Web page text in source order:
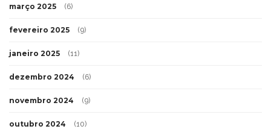
março 2025 (6)
fevereiro 2025 (9)
janeiro 2025 (11)
dezembro 2024 (6)
novembro 2024 (9)
outubro 2024 (10)